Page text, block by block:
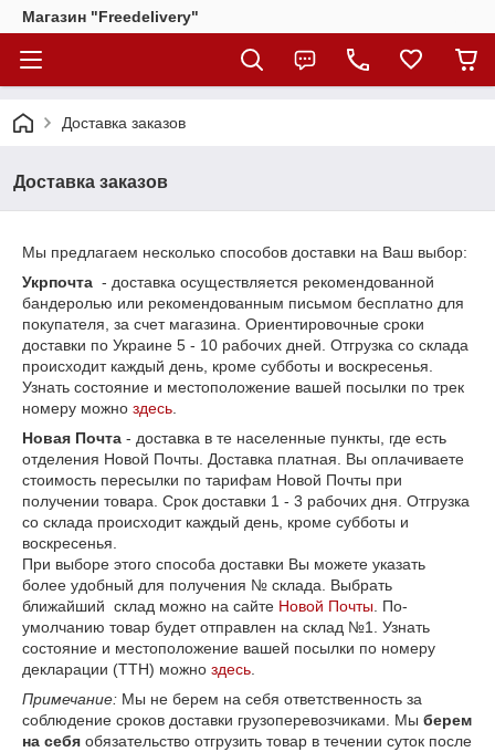
Магазин "Freedelivery"
Доставка заказов
Доставка заказов
Мы предлагаем несколько способов доставки на Ваш выбор:
Укрпочта - доставка осуществляется рекомендованной
бандеролью или рекомендованным письмом бесплатно для
покупателя, за счет магазина. Ориентировочные сроки
доставки по Украине 5 - 10 рабочих дней. Отгрузка со склада
происходит каждый день, кроме субботы и воскресенья.
Узнать состояние и местоположение вашей посылки по трек
номеру можно здесь
Новая Почта - доставка в те населенные пункты, где есть
отделения Новой Почты. Доставка платная. Вы оплачиваете
стоимость пересылки по тарифам Новой Почты при
получении товара. Срок доставки 1 - 3 рабочих дня. Отгрузка
со склада происходит каждый день, кроме субботы и
воскресенья.
При выборе этого способа доставки Вы можете указать
более удобный для получения № склада. Выбрать
ближайший склад можно на сайте Новой Почты . По-
умолчанию товар будет отправлен на склад №1. Узнать
состояние и местоположение вашей посылки по номеру
декларации (ТТН) можно здесь
Примечание: Мы не берем на себя ответственность за
соблюдение сроков доставки грузоперевозчиками. Мы берем
на себя обязательство отгрузить товар в течении суток после